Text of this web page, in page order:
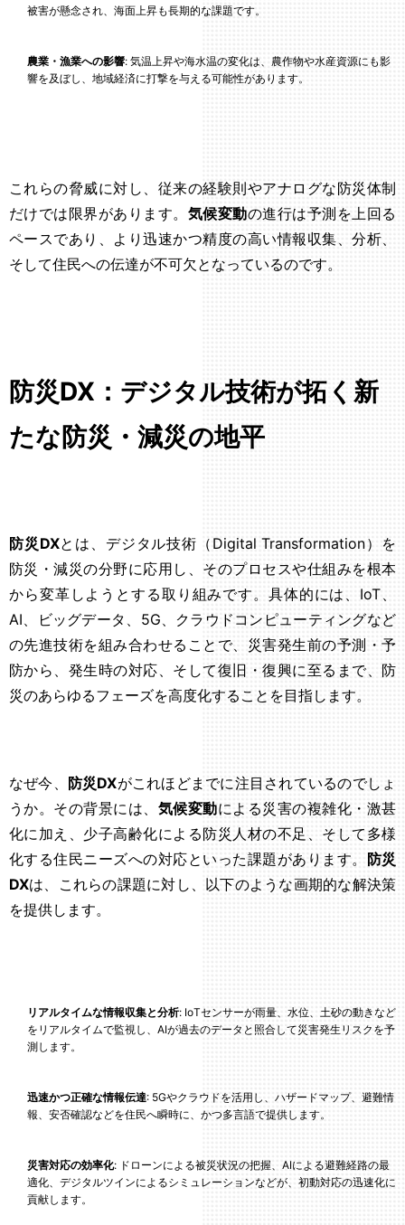
被害が懸念され、海面上昇も長期的な課題です。
農業・漁業への影響: 気温上昇や海水温の変化は、農作物や水産資源にも影
響を及ぼし、地域経済に打撃を与える可能性があります。
これらの脅威に対し、従来の経験則やアナログな防災体制
だけでは限界があります。 気候変動の進行は予測を上回る
ペースであり、より迅速かつ精度の高い情報収集、分析、
そして住民への伝達が不可欠となっているのです。
防災DX：デジタル技術が拓く新
たな防災・減災の地平
防災DXとは、デジタル技術（Digital Transformation）を
防災・減災の分野に応用し、そのプロセスや仕組みを根本
から変革しようとする取り組みです。具体的には、IoT、
AI、ビッグデータ、5G、クラウドコンピューティングなど
の先進技術を組み合わせることで、災害発生前の予測・予
防から、発生時の対応、そして復旧・復興に至るまで、防
災のあらゆるフェーズを高度化することを目指します。
なぜ今、 防災DXがこれほどまでに注目されているのでしょ
うか。その背景には、 気候変動による災害の複雑化・激甚
化に加え、少子高齢化による防災人材の不足、そして多様
化する住民ニーズへの対応といった課題があります。 防災
DXは、これらの課題に対し、以下のような画期的な解決策
を提供します。
リアルタイムな情報収集と分析: IoTセンサーが雨量、水位、土砂の動きなど
をリアルタイムで監視し、AIが過去のデータと照合して災害発生リスクを予
測します。
迅速かつ正確な情報伝達: 5Gやクラウドを活用し、ハザードマップ、避難情
報、安否確認などを住民へ瞬時に、かつ多言語で提供します。
災害対応の効率化: ドローンによる被災状況の把握、AIによる避難経路の最
適化、デジタルツインによるシミュレーションなどが、初動対応の迅速化に
貢献します。